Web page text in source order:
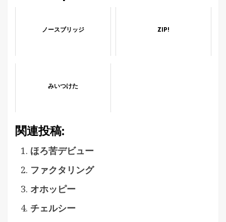
ノースブリッジ ZIP!
みいつけた
関連投稿:
ほろ苦デビュー
ファクタリング
オホッピー
チェルシー